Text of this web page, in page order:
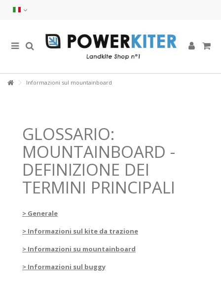
Informazioni sul mountainboard
GLOSSARIO:
MOUNTAINBOARD -
DEFINIZIONE DEI
TERMINI PRINCIPALI
> Generale
> Informazioni sul kite da trazione
> Informazioni su mountainboard
> Informazioni sul buggy